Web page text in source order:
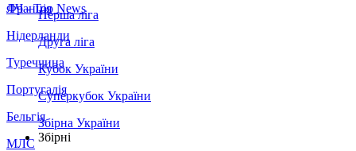
Франція
Нідерланди
Туреччина
Португалія
Бельгія
МЛС
ЛЧ - Top News
Перша ліга
Друга ліга
Кубок України
Суперкубок України
Збірна України
Збірні